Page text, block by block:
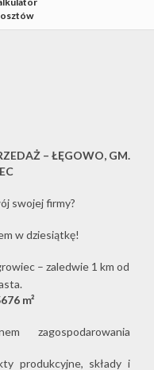
O
firmie
– ŁĘGOWO, GM.
swojej firmy?
w dziesiątkę!
– zaledwie 1 km od
m²
zagospodarowania
produkcyjne, składy i